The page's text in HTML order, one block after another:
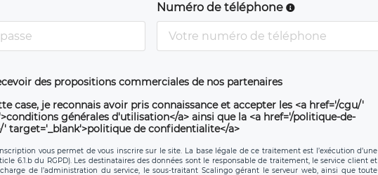
Numéro de téléphone
des propositions commerciales de nos partenaires
case, je reconnais avoir pris connaissance et accepter les <a href='/cgu/'
générales d'utilisation</a> ainsi que la <a href='/politique-de-
target='_blank'>politique de confidentialite</a>
vous permet de vous inscrire sur le site. La base légale de ce traitement est l’exécution d’une
6.1.b du RGPD). Les destinataires des données sont le responsable de traitement, le service client et
de l’administration du service, le sous-traitant Scalingo gérant le serveur web, ainsi que toute